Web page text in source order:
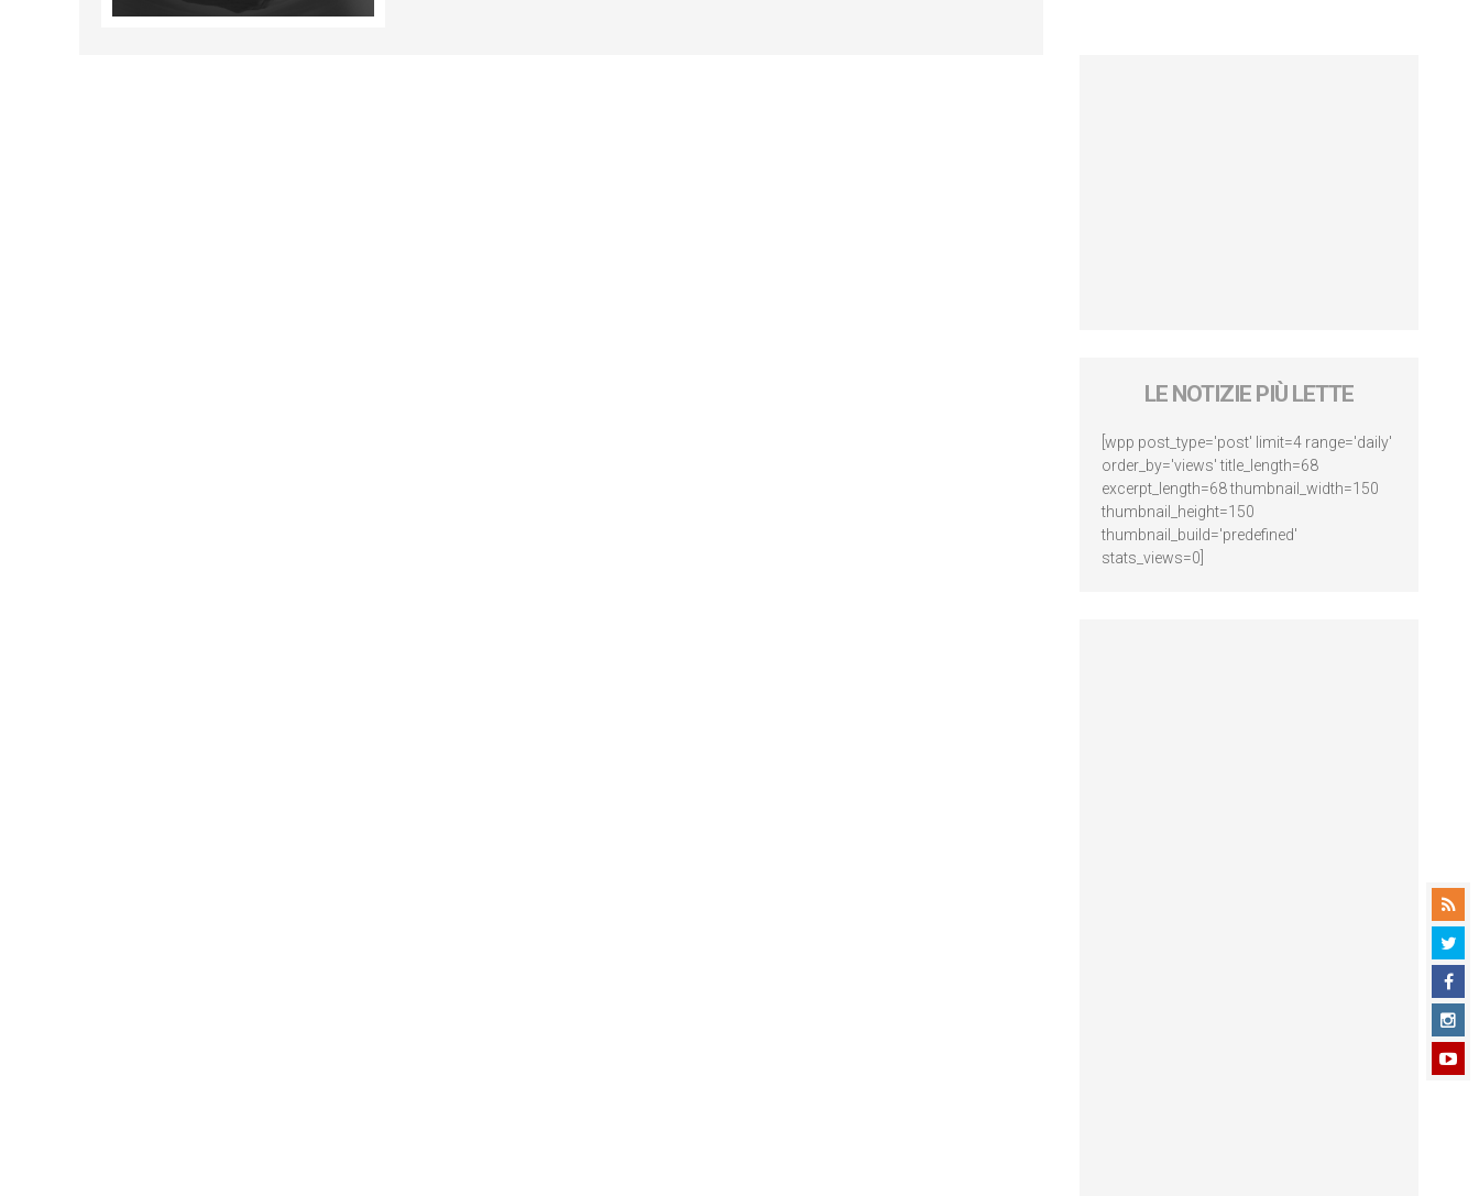
LE NOTIZIE PIÙ LETTE
[wpp post_type='post' limit=4 range='daily'
order_by='views' title_length=68
excerpt_length=68 thumbnail_width=150
thumbnail_height=150
thumbnail_build='predefined'
stats_views=0]